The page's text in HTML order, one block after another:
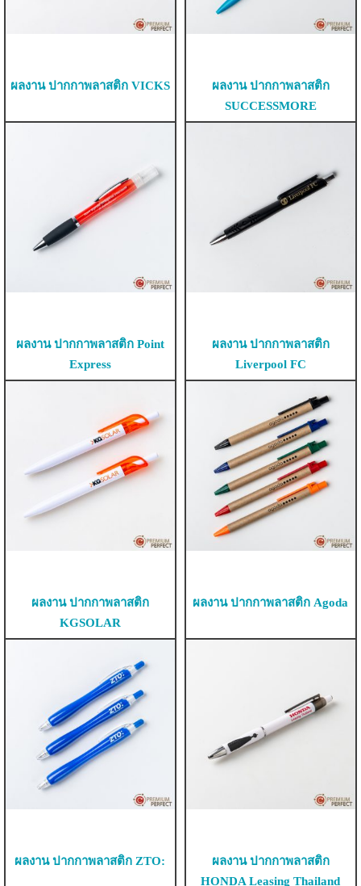
ผลงาน ปากกาพลาสติก VICKS
ผลงาน ปากกาพลาสติก
SUCCESSMORE
ผลงาน ปากกาพลาสติก Point
Express
ผลงาน ปากกาพลาสติก
Liverpool FC
ผลงาน ปากกาพลาสติก
KGSOLAR
ผลงาน ปากกาพลาสติก Agoda
ผลงาน ปากกาพลาสติก ZTO:
ผลงาน ปากกาพลาสติก
HONDA Leasing Thailand